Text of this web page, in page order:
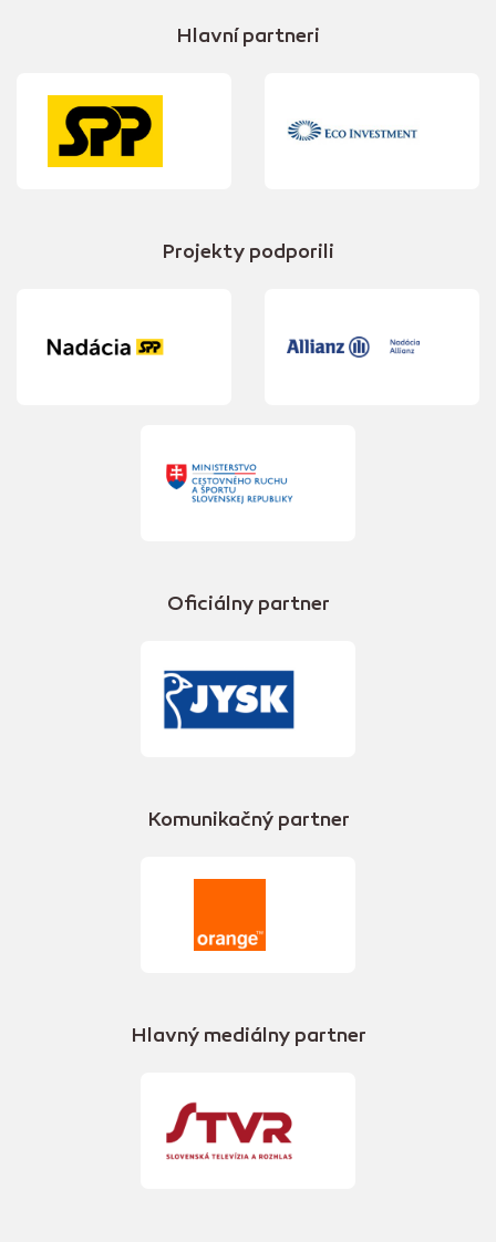
Hlavní partneri
Projekty podporili
Oficiálny partner
Komunikačný partner
Hlavný mediálny partner